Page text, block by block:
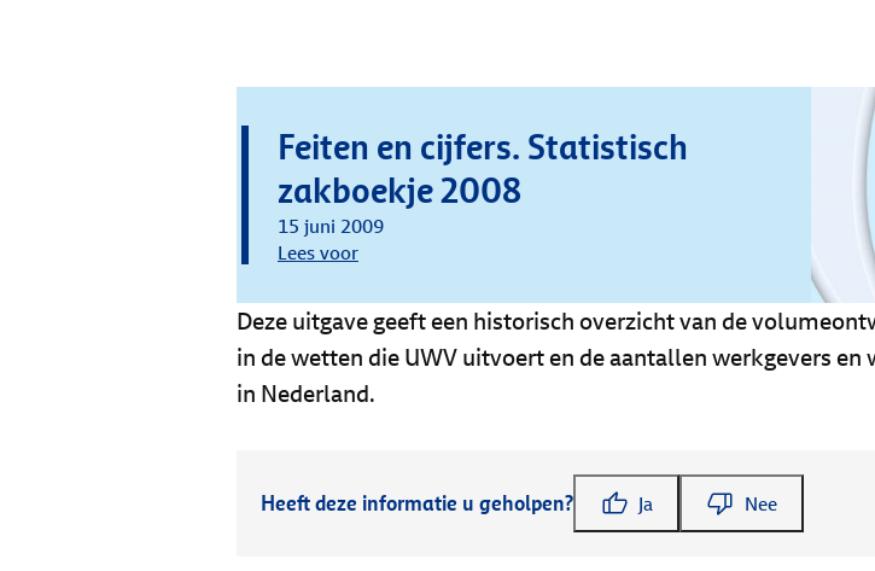
Feiten en cijfers. Statistisch
zakboekje 2008
15 juni 2009
Lees voor
Deze uitgave geeft een historisch overzicht van de
in de wetten die UWV uitvoert en de aantallen werkgevers en
in Nederland.
Heeft deze informatie u geholpen? Ja Nee